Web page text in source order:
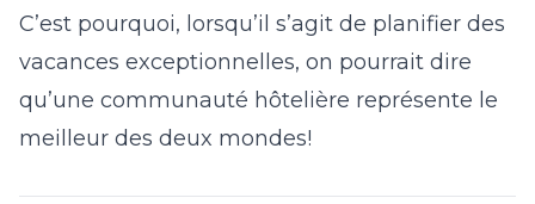
C’est pourquoi, lorsqu’il s’agit de planifier des
vacances exceptionnelles, on pourrait dire
qu’une communauté hôtelière représente le
meilleur des deux mondes!